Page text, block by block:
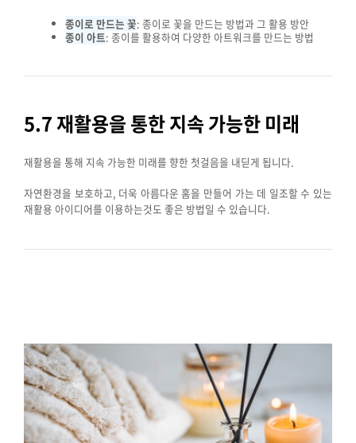
종이로 만드는 꽃: 종이로 꽃을 만드는 방법과 그 활용 방안
종이 아트: 종이를 활용하여 다양한 아트워크를 만드는 방법
5.7 재활용을 통한 지속 가능한 미래
재활용을 통해 지속 가능한 미래를 향한 첫걸음을 내딛게 됩니다.
자연환경을 보호하고, 더욱 아름다운 홈을 만들어 가는 데 일조할 수 있는
재활용 아이디어를 이용하는것도 좋은 방법일 수 있습니다.